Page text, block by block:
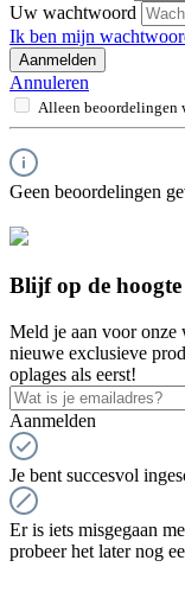
Uw wachtwoord
Ik ben mijn
Aanmelden
Annuleren
Alleen beoordelingen
Geen beoordelingen
Blijf op de
Meld je aan voor
nieuwe exclusieve
oplages als eerst!
Aanmelden
Je bent succesvol
Er is iets misgegaan
probeer het later nog